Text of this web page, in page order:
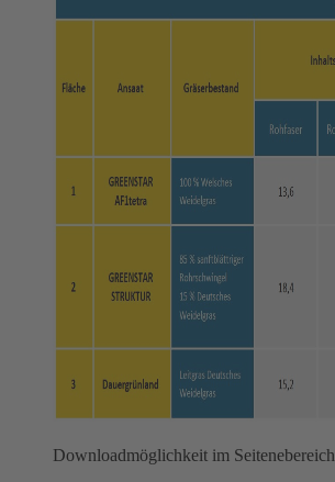
Downloadmöglichkeit im Seitenebereich